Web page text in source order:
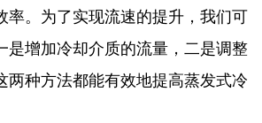
率。为了实现流速的提升，我们可
是增加冷却介质的流量，二是调整
两种方法都能有效地提高蒸发式冷